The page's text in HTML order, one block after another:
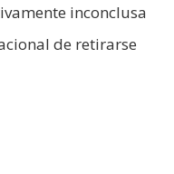
inconclusa
de retirarse